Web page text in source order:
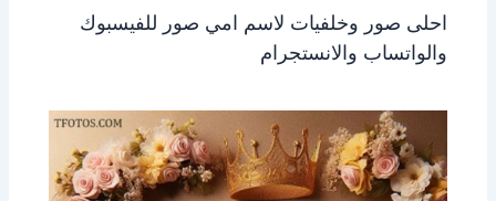
احلى صور وخلفيات لاسم امي صور للفيسبوك
والواتساب والانستجرام